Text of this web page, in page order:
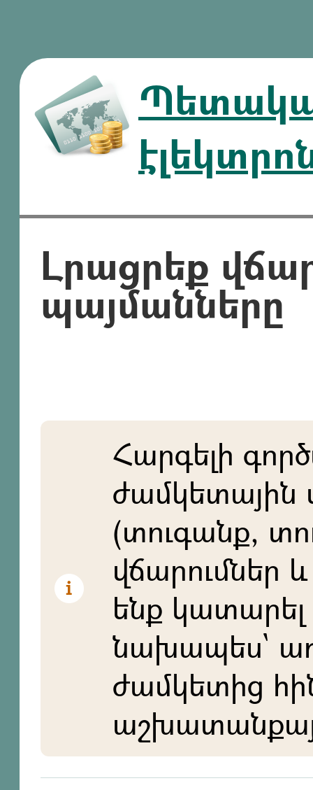
Լրացրեք
պայմանները
Հարգելի
ժամկետային
(տուգանք,
վճարումներ
ենք կատարել
նախապես`
ժամկետից